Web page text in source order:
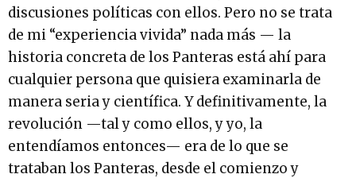
discusiones políticas con ellos. Pero no se trata
de mi “experiencia vivida” nada más — la
historia concreta de los Panteras está ahí para
cualquier persona que quisiera examinarla de
manera seria y científica. Y definitivamente, la
revolución —tal y como ellos, y yo, la
entendíamos entonces— era de lo que se
trataban los Panteras, desde el comienzo y